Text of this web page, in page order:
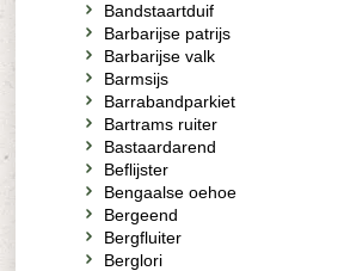
Bandstaartduif
Barbarijse patrijs
Barbarijse valk
Barmsijs
Barrabandparkiet
Bartrams ruiter
Bastaardarend
Beflijster
Bengaalse oehoe
Bergeend
Bergfluiter
Berglori